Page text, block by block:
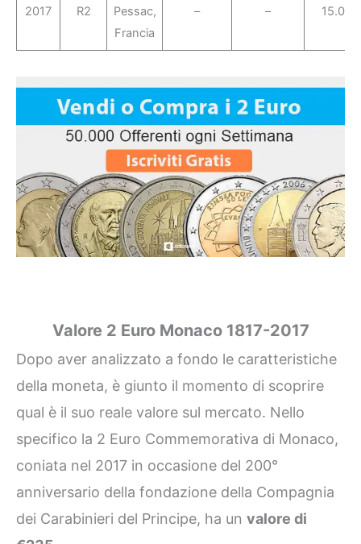
2017 R2
Pessac,
Francia
– – 15.000
Valore 2 Euro Monaco 1817-2017
Dopo aver analizzato a fondo le caratteristiche
della moneta, è giunto il momento di scoprire
qual è il suo reale valore sul mercato. Nello
specifico la 2 Euro Commemorativa di Monaco,
coniata nel 2017 in occasione del 200°
anniversario della fondazione della Compagnia
dei Carabinieri del Principe, ha un valore di